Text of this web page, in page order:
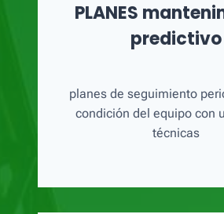
PLANES
predictivo
planes de seguimiento
condición del equipo con
técnicas